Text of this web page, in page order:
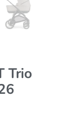
Trio